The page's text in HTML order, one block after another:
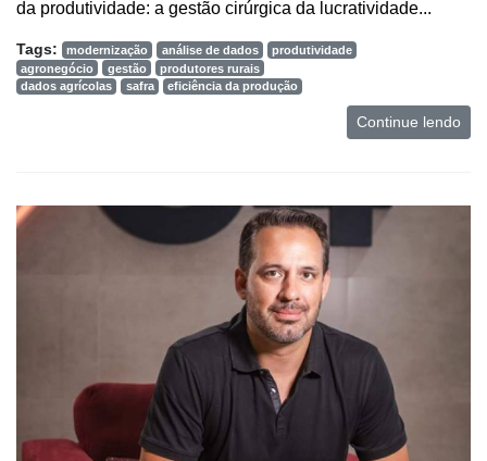
da produtividade: a gestão cirúrgica da lucratividade...
Tags: modernização análise de dados
produtividade
agronegócio
gestão
produtores rurais
dados agrícolas
safra eficiência da produção
Continue lendo